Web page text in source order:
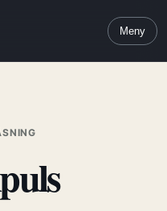
Meny